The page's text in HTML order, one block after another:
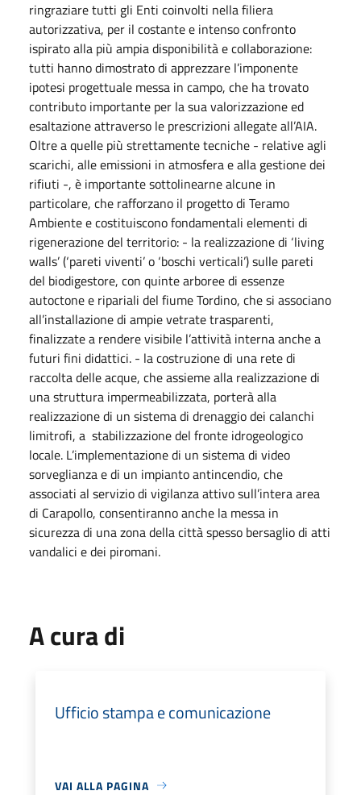
ringraziare tutti gli Enti coinvolti nella filiera
autorizzativa, per il costante e intenso confronto
ispirato alla più ampia disponibilità e collaborazione:
tutti hanno dimostrato di apprezzare l’imponente
ipotesi progettuale messa in campo, che ha trovato
contributo importante per la sua valorizzazione ed
esaltazione attraverso le prescrizioni allegate all’AIA.
Oltre a quelle più strettamente tecniche - relative agli
scarichi, alle emissioni in atmosfera e alla gestione dei
rifiuti -, è importante sottolinearne alcune in
particolare, che rafforzano il progetto di Teramo
Ambiente e costituiscono fondamentali elementi di
rigenerazione del territorio: - la realizzazione di ‘living
walls’ (‘pareti viventi’ o ‘boschi verticali’) sulle pareti
del biodigestore, con quinte arboree di essenze
autoctone e ripariali del fiume Tordino, che si associano
all’installazione di ampie vetrate trasparenti,
finalizzate a rendere visibile l’attività interna anche a
futuri fini didattici. - la costruzione di una rete di
raccolta delle acque, che assieme alla realizzazione di
una struttura impermeabilizzata, porterà alla
realizzazione di un sistema di drenaggio dei calanchi
limitrofi, a stabilizzazione del fronte idrogeologico
locale. L’implementazione di un sistema di video
sorveglianza e di un impianto antincendio, che
associati al servizio di vigilanza attivo sull’intera area
di Carapollo, consentiranno anche la messa in
sicurezza di una zona della città spesso bersaglio di atti
vandalici e dei piromani.
A cura di
Ufficio stampa e comunicazione
VAI ALLA PAGINA